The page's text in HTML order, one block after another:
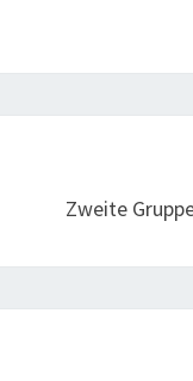
Zweite